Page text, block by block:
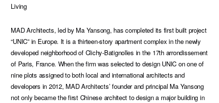
Living
MAD Architects, led by Ma Yansong, has completed its first built project
“UNIC” in Europe. It is a thirteen-story apartment complex in the newly
developed neighborhood of Clichy-Batignolles in the 17th arrondissement
of Paris, France. When the firm was selected to design UNIC on one of
nine plots assigned to both local and international architects and
developers in 2012, MAD Architects’ founder and principal Ma Yansong
not only became the first Chinese architect to design a major building in